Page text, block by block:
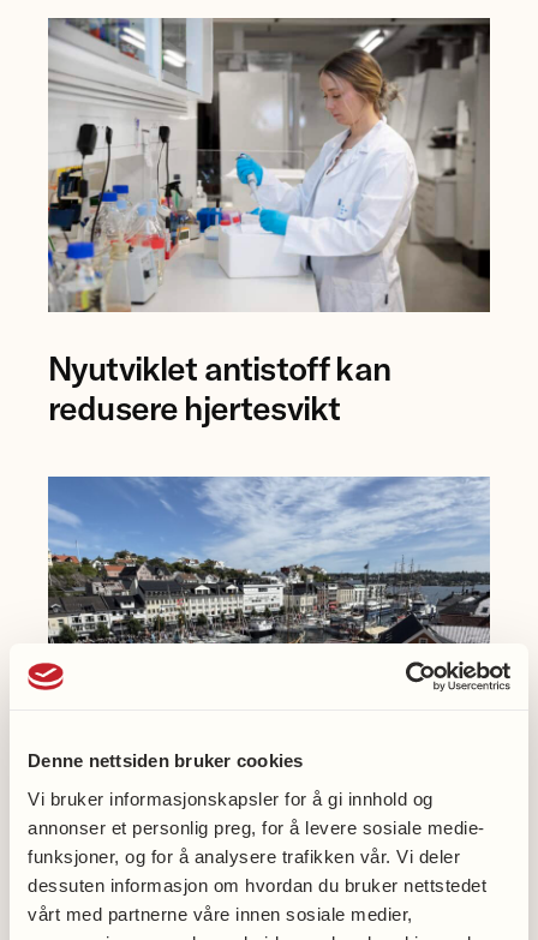
Denne nettsiden bruker cookies
Vi bruker informasjonskapsler for å gi innhold og
annonser et personlig preg, for å levere sosiale medie-
funksjoner, og for å analysere trafikken vår. Vi deler
dessuten informasjon om hvordan du bruker nettstedet
vårt med partnerne våre innen sosiale medier,
Calvoli,
Universitetet
i
Tromsø.
Anna
Karisdotter
Universitetet
i
Bergen.
Nyutviklet antistoff kan
redusere hjertesvikt
Møt oss på Arendalsuka